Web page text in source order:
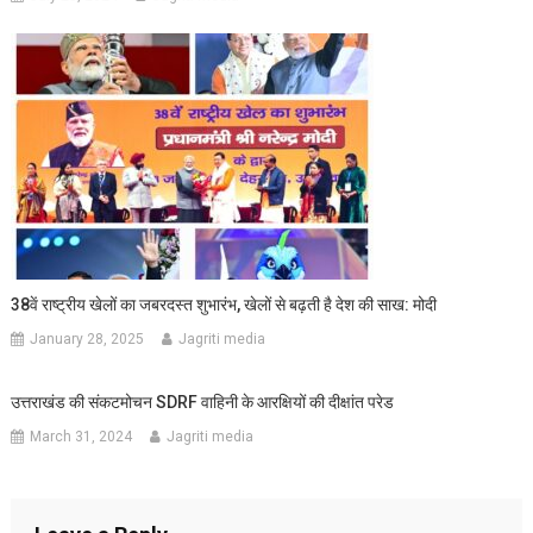
38वें राष्ट्रीय खेलों का जबरदस्त शुभारंभ, खेलों से बढ़ती है देश की साख: मोदी
January 28, 2025 Jagriti media
उत्तराखंड की संकटमोचन SDRF वाहिनी के आरक्षियों की दीक्षांत परेड
March 31, 2024 Jagriti media